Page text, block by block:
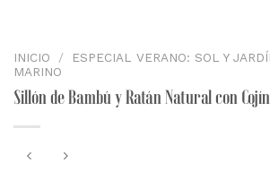
INICIO / ESPECIAL VERANO: SOL Y
MARINO
Sillón de Bambú y Ratán Natural con